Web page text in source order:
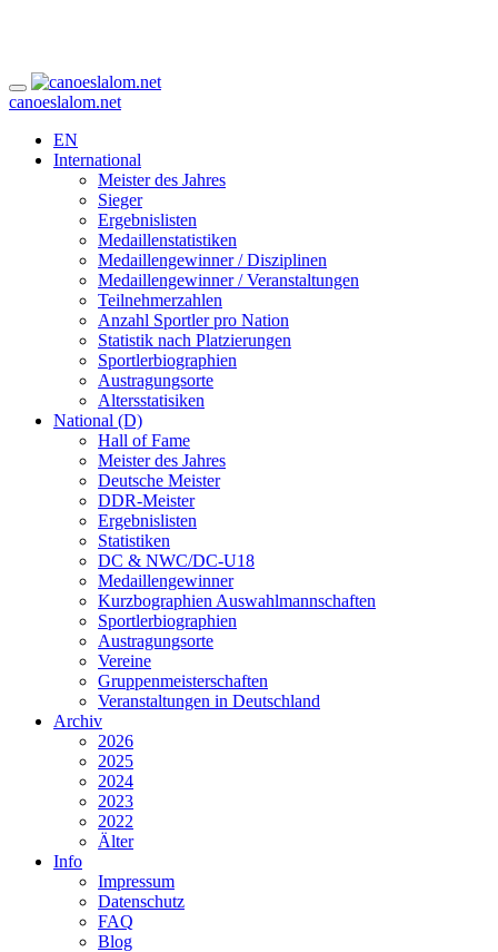
canoeslalom.net
EN
International
Meister des Jahres
Sieger
Ergebnislisten
Medaillenstatistiken
Medaillengewinner / Disziplinen
Medaillengewinner / Veranstaltungen
Teilnehmerzahlen
Anzahl Sportler pro Nation
Statistik nach Platzierungen
Sportlerbiographien
Austragungsorte
Altersstatisiken
National (D)
Hall of Fame
Meister des Jahres
Deutsche Meister
DDR-Meister
Ergebnislisten
Statistiken
DC & NWC/DC-U18
Medaillengewinner
Kurzbographien Auswahlmannschaften
Sportlerbiographien
Austragungsorte
Vereine
Gruppenmeisterschaften
Veranstaltungen in Deutschland
Archiv
2026
2025
2024
2023
2022
Älter
Info
Impressum
Datenschutz
FAQ
Blog